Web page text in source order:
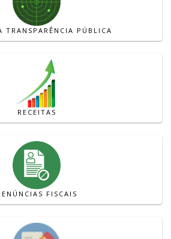
TRANSPARÊNCIA PÚBLICA
RECEITAS
FISCAIS